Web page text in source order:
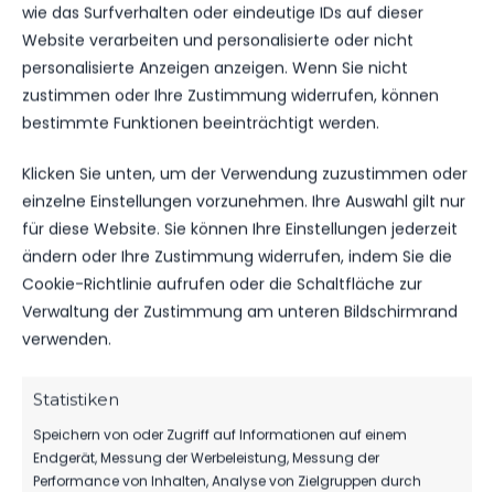
wie das Surfverhalten oder eindeutige IDs auf dieser
Website verarbeiten und personalisierte oder nicht
personalisierte Anzeigen anzeigen. Wenn Sie nicht
zustimmen oder Ihre Zustimmung widerrufen, können
bestimmte Funktionen beeinträchtigt werden.
Klicken Sie unten, um der Verwendung zuzustimmen oder
einzelne Einstellungen vorzunehmen. Ihre Auswahl gilt nur
für diese Website. Sie können Ihre Einstellungen jederzeit
ändern oder Ihre Zustimmung widerrufen, indem Sie die
Cookie-Richtlinie aufrufen oder die Schaltfläche zur
Verwaltung der Zustimmung am unteren Bildschirmrand
verwenden.
Statistiken
Speichern von oder Zugriff auf Informationen auf einem
Endgerät, Messung der Werbeleistung, Messung der
Performance von Inhalten, Analyse von Zielgruppen durch
OFFIZIELLE VEREINSSEITE
DEIN HEIMSPIEL. DEIN FSV.
Tickets, Spielplan, News und Vereinsinfos – alles
kompakt auf einen Blick.
TICKETS